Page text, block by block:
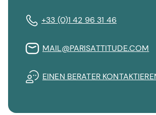
+33 (0)1 42 96 31 46
MAIL@PARISATTITUDE.COM
EINEN BERATER